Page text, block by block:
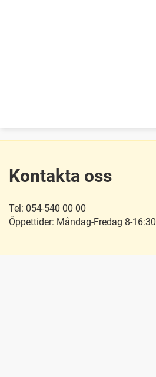
Kontakta oss
Tel: 054-540 00 00
Öppettider: Måndag-Fredag 8-16:30